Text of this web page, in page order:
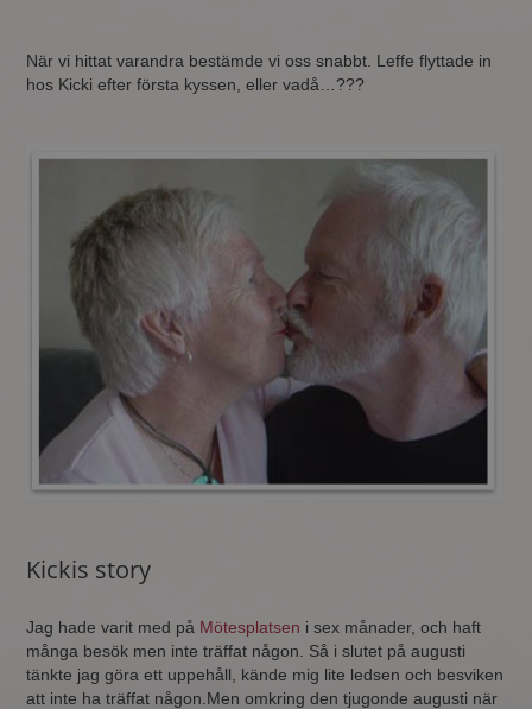
När vi hittat varandra bestämde vi oss snabbt. Leffe flyttade in
hos Kicki efter första kyssen, eller vadå…???
Kickis story
Jag hade varit med på Mötesplatsen i sex månader, och haft
många besök men inte träffat någon. Så i slutet på augusti
tänkte jag göra ett uppehåll, kände mig lite ledsen och besviken
att inte ha träffat någon.Men omkring den tjugonde augusti när